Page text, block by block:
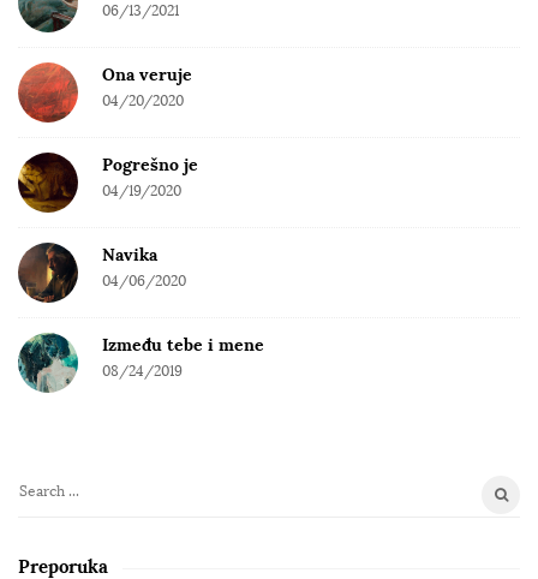
06/13/2021
Ona veruje
04/20/2020
Pogrešno je
04/19/2020
Navika
04/06/2020
Između tebe i mene
08/24/2019
S
a
Preporuka